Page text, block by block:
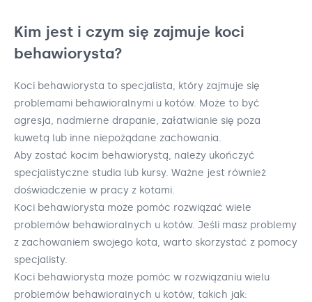
Kim jest i czym się zajmuje koci
behawiorysta?
Koci behawiorysta to specjalista, który zajmuje się
problemami behawioralnymi u kotów. Może to być
agresja, nadmierne drapanie, załatwianie się poza
kuwetą lub inne niepożądane zachowania.
Aby zostać kocim behawiorystą, należy ukończyć
specjalistyczne studia lub kursy. Ważne jest również
doświadczenie w pracy z kotami.
Koci behawiorysta może pomóc rozwiązać wiele
problemów behawioralnych u kotów. Jeśli masz problemy
z zachowaniem swojego kota, warto skorzystać z pomocy
specjalisty.
Koci behawiorysta może pomóc w rozwiązaniu wielu
problemów behawioralnych u kotów, takich jak: